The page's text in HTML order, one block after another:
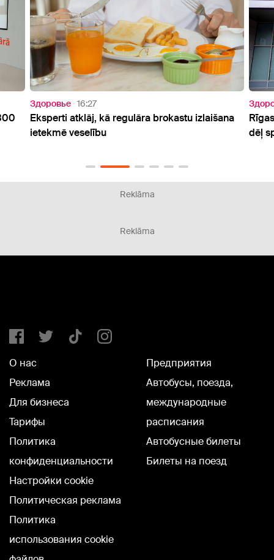
izlaišana
Здоровье
Rīgas Dzemdību nams finansējuma trūkuma
dēļ spiests uz laiku slēgt visu sesto stāvu
Reklāma
Reklāma
О нас
Реклама
Для бизнеса
Тарифы
Политика
конфиденциальности
Настройки cookie
Политическая реклама
Политика
использования cookie
Предприятия
Автобусы, поезда,
международные
расписания
Автобусные билеты
Билеты на поезд